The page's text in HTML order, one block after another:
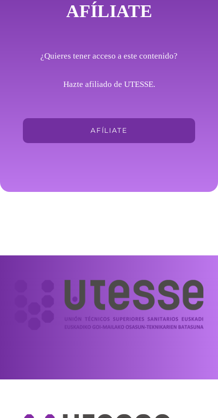
AFÍLIATE
¿Quieres tener acceso a este contenido?
Hazte afiliado de UTESSE.
AFÍLIATE